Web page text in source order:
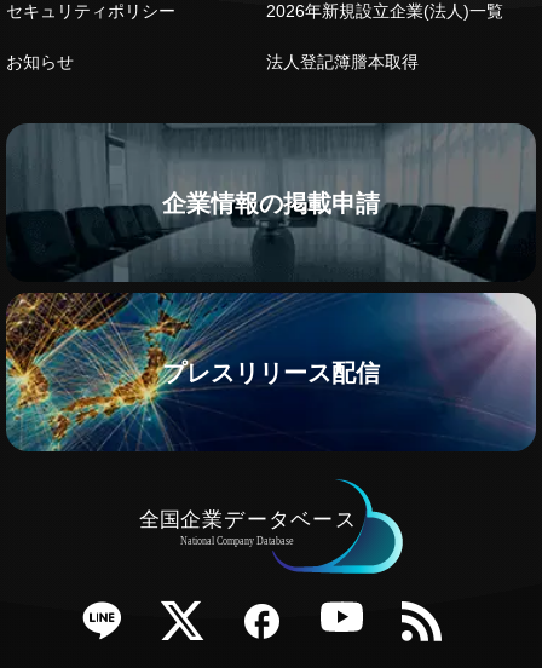
セキュリティポリシー
お知らせ
2026年新規設立企業(法人)一覧
法人登記簿謄本取得
企業情報の掲載申請
プレスリリース配信
Twitter Facebook YouTube RSS